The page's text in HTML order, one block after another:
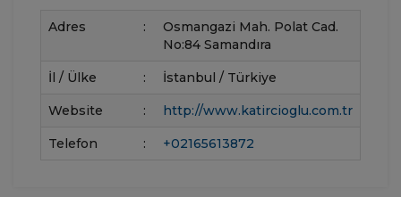
Adres :
Osmangazi Mah. Polat Cad.
No:84 Samandıra
İl / Ülke : İstanbul / Türkiye
Website : http://www.katircioglu.com.tr
Telefon : +02165613872